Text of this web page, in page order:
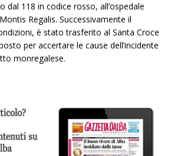
dal 118 in codice rosso, all’ospedale
Regalis. Successivamente il
è stato trasferito al Santa Croce
per accertare le cause dell’incidente
monregalese.